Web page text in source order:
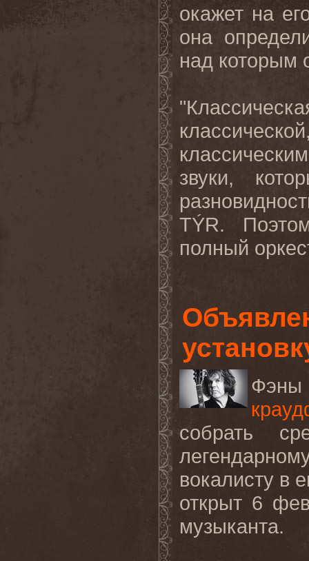
окажет на
она
над которым
звуки,
TÝR.
полный
Фэны
собрать
вокалисту в
открыт 6
музыканта.